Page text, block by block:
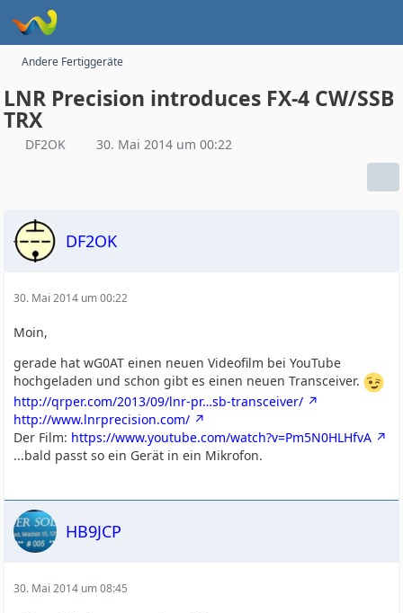
Andere Fertiggeräte
LNR Precision introduces FX-4 CW/SSB
TRX
DF2OK 30. Mai 2014 um 00:22
DF2OK
30. Mai 2014 um 00:22
Moin,
gerade hat wG0AT einen neuen Videofilm bei YouTube
hochgeladen und schon gibt es einen neuen Transceiver.
http://qrper.com/2013/09/lnr-pr…sb-transceiver/
http://www.lnrprecision.com/
Der Film: https://www.youtube.com/watch?v=Pm5N0HLHfvA
...bald passt so ein Gerät in ein Mikrofon.
HB9JCP
30. Mai 2014 um 08:45